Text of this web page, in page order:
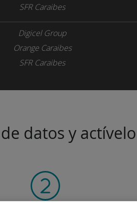
SFR Caraibes
Digicel Group
Orange Caraibes
SFR Caraibes
datos y